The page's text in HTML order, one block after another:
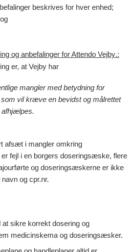
beskrives for hver enhed;
og anbefalinger for Attendo Vejby.:
er, at Vejby har
mangler med betydning for
vil kræve en bevidst og målrettet
afhjælpes.
afsæt i mangler omkring
fejl i en borgers doseringsæske, flere
og doseringsæskerne er ikke
og cpr.nr.
at sikre korrekt dosering og
medicinskema og doseringsæsker.